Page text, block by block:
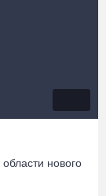
нового